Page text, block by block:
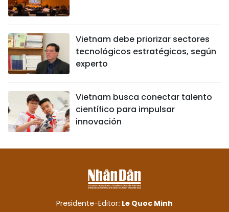
Vietnam debe priorizar sectores
tecnológicos estratégicos, según
experto
Vietnam busca conectar talento
científico para impulsar
innovación
Presidente-Editor: Le Quoc Minh